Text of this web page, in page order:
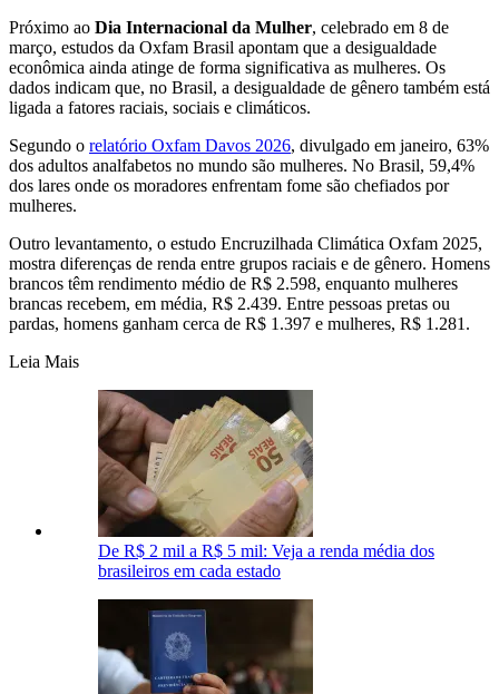
Próximo ao Dia Internacional da Mulher, celebrado em 8 de
março, estudos da Oxfam Brasil apontam que a desigualdade
econômica ainda atinge de forma significativa as mulheres. Os
dados indicam que, no Brasil, a desigualdade de gênero também está
ligada a fatores raciais, sociais e climáticos.
Segundo o relatório Oxfam Davos 2026, divulgado em janeiro, 63%
dos adultos analfabetos no mundo são mulheres. No Brasil, 59,4%
dos lares onde os moradores enfrentam fome são chefiados por
mulheres.
Outro levantamento, o estudo Encruzilhada Climática Oxfam 2025,
mostra diferenças de renda entre grupos raciais e de gênero. Homens
brancos têm rendimento médio de R$ 2.598, enquanto mulheres
brancas recebem, em média, R$ 2.439. Entre pessoas pretas ou
pardas, homens ganham cerca de R$ 1.397 e mulheres, R$ 1.281.
Leia Mais
De R$ 2 mil a R$ 5 mil: Veja a renda média dos
brasileiros em cada estado